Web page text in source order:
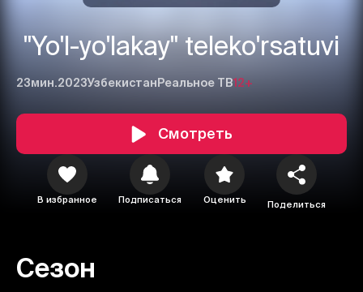
"Yo'l-yo'lakay" teleko'rsatuvi
23мин.2023Узбекистан Реальное ТВ12+
Смотреть
В избранное Подписаться Оценить Поделиться
Сезон